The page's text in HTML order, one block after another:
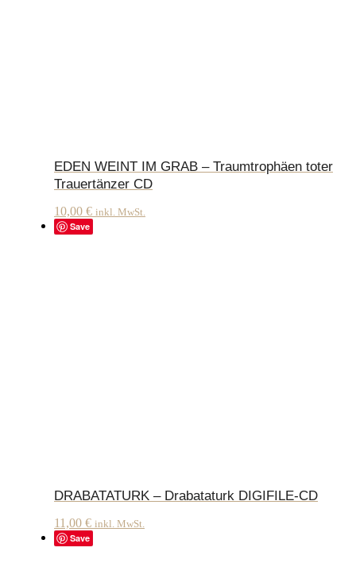
EDEN WEINT IM GRAB – Traumtrophäen toter
Trauertänzer CD
10,00 € inkl. MwSt.
Save
DRABATATURK – Drabataturk DIGIFILE-CD
11,00 € inkl. MwSt.
Save